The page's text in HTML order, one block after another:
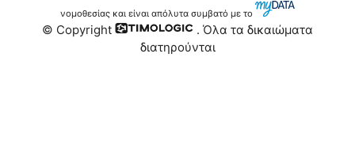
νομοθεσίας και είναι απόλυτα συμβατό με το
© Copyright
. Όλα τα δικαιώματα
διατηρούνται